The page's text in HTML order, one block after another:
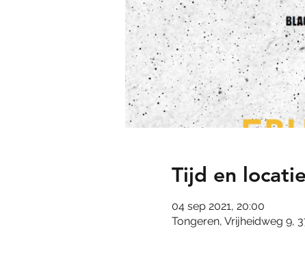
Tijd en locatie
04 sep 2021, 20:00
Tongeren, Vrijheidweg 9,